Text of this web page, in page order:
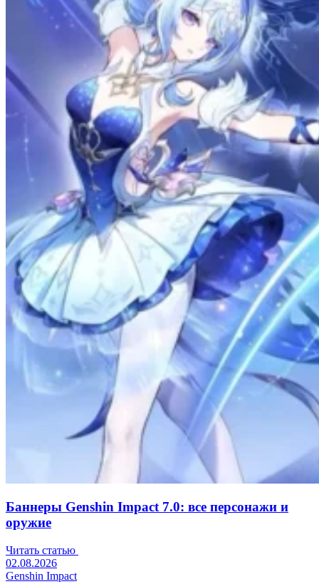
Баннеры Genshin Impact 7.0: все персонажи и
оружие
Читать статью
02.08.2026
Genshin Impact